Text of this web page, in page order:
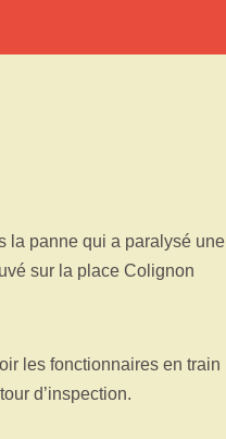
la panne qui a paralysé une
sur la place Colignon
les fonctionnaires en train
d’inspection.